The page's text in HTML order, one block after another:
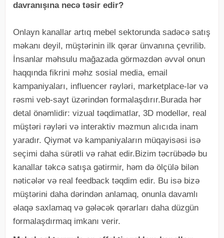
davranışına necə təsir edir?
Onlayn kanallar artıq mebel sektorunda sadəcə satış
məkanı deyil, müştərinin ilk qərar ünvanına çevrilib.
İnsanlar məhsulu mağazada görməzdən əvvəl onun
haqqında fikrini məhz sosial media, email
kampaniyaları, influencer rəyləri, marketplace-lər və
rəsmi veb-sayt üzərindən formalaşdırır.Burada hər
detal önəmlidir: vizual təqdimatlar, 3D modellər, real
müştəri rəyləri və interaktiv məzmun alıcıda inam
yaradır. Qiymət və kampaniyaların müqayisəsi isə
seçimi daha sürətli və rahat edir.Bizim təcrübədə bu
kanallar təkcə satışa gətirmir, həm də ölçülə bilən
nəticələr və real feedback təqdim edir. Bu isə bizə
müştərini daha dərindən anlamaq, onunla davamlı
əlaqə saxlamaq və gələcək qərarları daha düzgün
formalaşdırmaq imkanı verir.